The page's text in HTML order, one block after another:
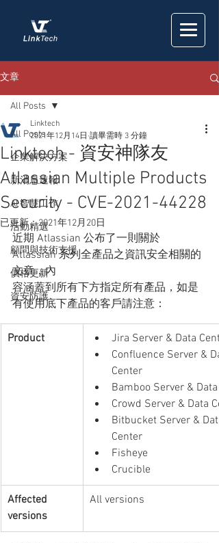
文章
All Posts
企業解決方案
新消息速報
AI 智慧工作
活動精選
顧問與技術支援
價格更新
資安防護
All Posts
Linktech - 資安神隊友
Atlassian Multiple Products
Security - CVE-2021-44228
Linktech
2021年12月14日 讀畢需時 3 分鐘
已更新：2021年12月20日
近期 Atlassian 公布了一則關於
Atlassian 系列全產品之資訊安全相關的
文章，內
容涵蓋到所有下方指定所有產品，如是
有使用底下產品的客戶請注意：
Product
Jira Server & Data
Confluence Server &
Center
Bamboo Server & Data
Crowd Server & Data
Bitbucket Server & Data
Center
Fisheye
Crucible
Affected
versions
​All versions